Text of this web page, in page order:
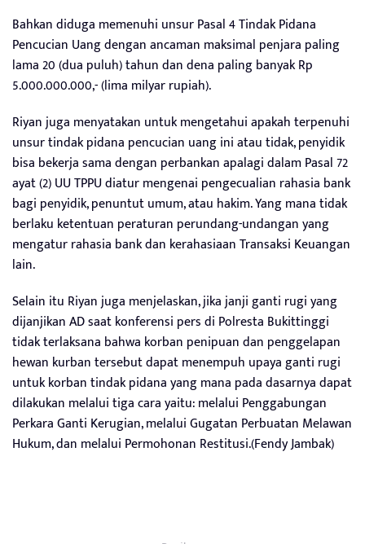
Bahkan diduga memenuhi unsur Pasal 4 Tindak Pidana
Pencucian Uang dengan ancaman maksimal penjara paling
lama 20 (dua puluh) tahun dan dena paling banyak Rp
5.000.000.000,- (lima milyar rupiah).
Riyan juga menyatakan untuk mengetahui apakah terpenuhi
unsur tindak pidana pencucian uang ini atau tidak, penyidik
bisa bekerja sama dengan perbankan apalagi dalam Pasal 72
ayat (2) UU TPPU diatur mengenai pengecualian rahasia bank
bagi penyidik, penuntut umum, atau hakim. Yang mana tidak
berlaku ketentuan peraturan perundang-undangan yang
mengatur rahasia bank dan kerahasiaan Transaksi Keuangan
lain.
Selain itu Riyan juga menjelaskan, jika janji ganti rugi yang
dijanjikan AD saat konferensi pers di Polresta Bukittinggi
tidak terlaksana bahwa korban penipuan dan penggelapan
hewan kurban tersebut dapat menempuh upaya ganti rugi
untuk korban tindak pidana yang mana pada dasarnya dapat
dilakukan melalui tiga cara yaitu: melalui Penggabungan
Perkara Ganti Kerugian, melalui Gugatan Perbuatan Melawan
Hukum, dan melalui Permohonan Restitusi.(Fendy Jambak)